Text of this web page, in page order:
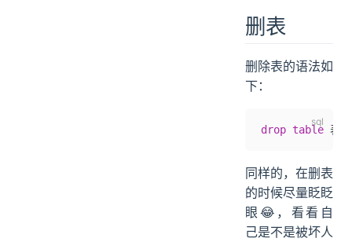
删表
删除表的语法如
下：
drop table 表
同样的，在删表
的时候尽量眨眨
眼😂，看看自
己是不是被坏人